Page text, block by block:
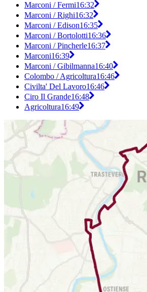
Marconi / Fermi16:32
Marconi / Righi16:32
Marconi / Edison16:35
Marconi / Bortolotti16:36
Marconi / Pincherle16:37
Marconi16:39
Marconi / Gibilmanna16:40
Colombo / Agricoltura16:46
Civilta' Del Lavoro16:46
Ciro Il Grande16:48
Agricoltura16:49